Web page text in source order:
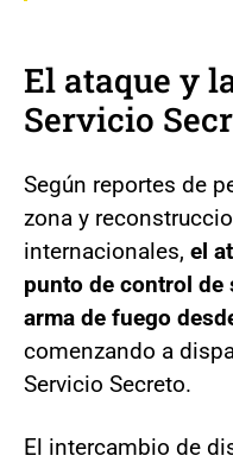
El ataque y
Servicio
Según reportes de
zona y
internacionales, el
punto de control de
arma de fuego
comenzando a
Servicio Secreto.
El intercambio de